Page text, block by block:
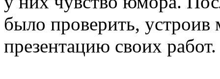
было проверить, устроив
презентацию своих работ.